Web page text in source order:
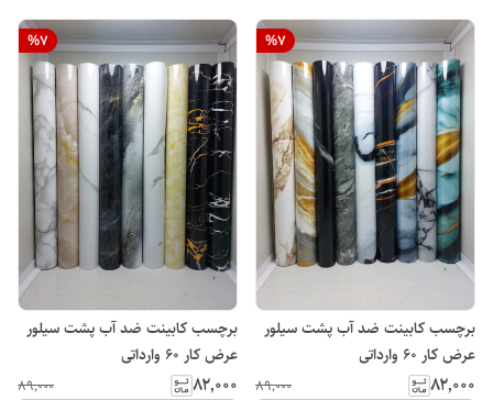
%7
برچسب کابینت ضد آب پشت سیلور
عرض کار 60 وارداتی
۸۲٬۰۰۰ ۸۹٬۰۰۰
%7
برچسب کابینت ضد آب پشت سیلور
عرض کار 60 وارداتی
۸۲٬۰۰۰ ۸۹٬۰۰۰